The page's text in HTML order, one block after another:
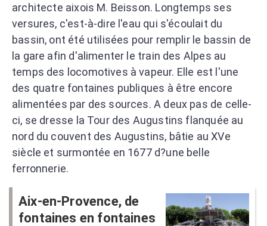
architecte aixois M. Beisson. Longtemps ses
versures, c'est-à-dire l'eau qui s'écoulait du
bassin, ont été utilisées pour remplir le bassin de
la gare afin d'alimenter le train des Alpes au
temps des locomotives à vapeur. Elle est l'une
des quatre fontaines publiques à être encore
alimentées par des sources. A deux pas de celle-
ci, se dresse la Tour des Augustins flanquée au
nord du couvent des Augustins, bâtie au XVe
siècle et surmontée en 1677 d?une belle
ferronnerie.
Aix-en-Provence, de
fontaines en fontaines